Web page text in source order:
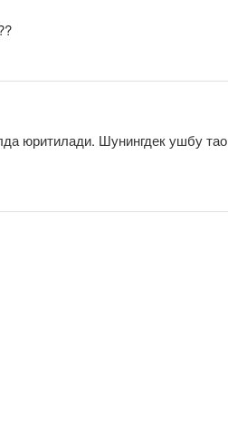
юритилади. Шунингдек ушбу